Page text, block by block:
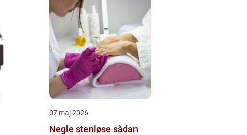
07 maj 2026
Negle stenløse sådan